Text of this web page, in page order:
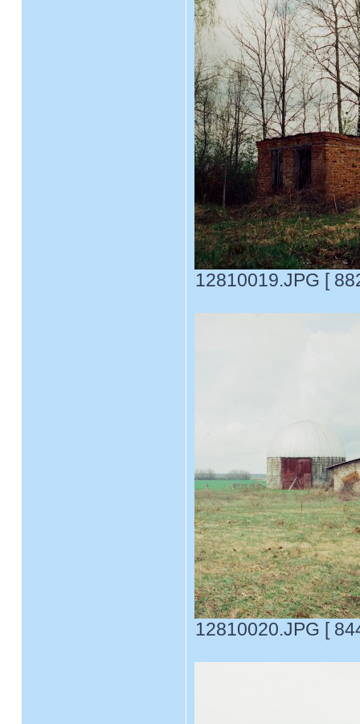
12810019.JPG [
12810020.JPG [